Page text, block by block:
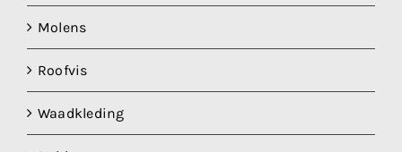
Molens
Roofvis
Waadkleding